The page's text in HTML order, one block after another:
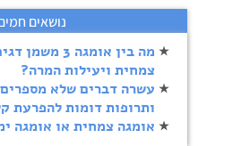
נושאים
צמחית ויעילות המרה?
עשרה דברים שלא
ותרופות דומות להפרעת
אומגה צמחית או אומגה